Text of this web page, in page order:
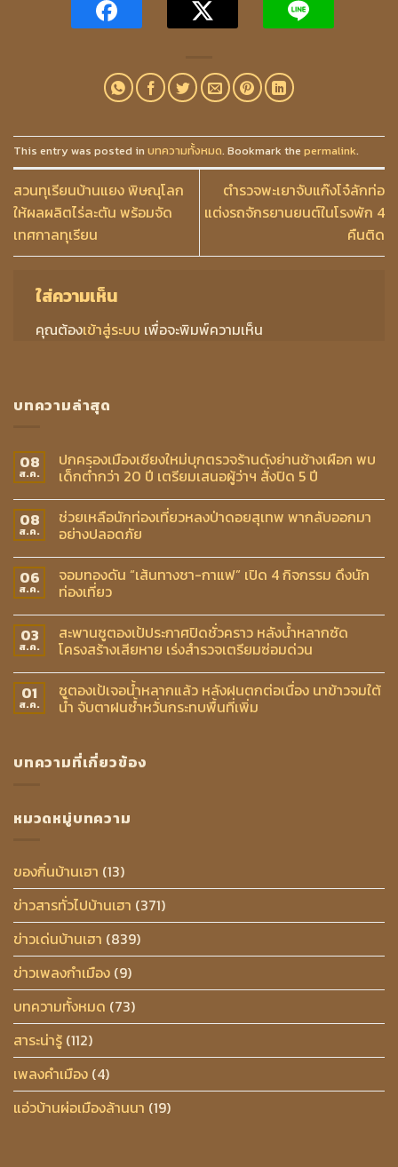
This entry was posted in บทความทั้งหมด. Bookmark the permalink.
สวนทุเรียนบ้านแยง พิษณุโลก
ให้ผลผลิตไร่ละตัน พร้อมจัด
เทศกาลทุเรียน
ตำรวจพะเยาจับแก๊งโจ๋ลักท่อ
แต่งรถจักรยานยนต์ในโรงพัก 4
คืนติด
ใส่ความเห็น
คุณต้องเข้าสู่ระบบ เพื่อจะพิมพ์ความเห็น
บทความล่าสุด
08
ส.ค.
ปกครองเมืองเชียงใหม่บุกตรวจร้านดังย่านช้างเผือก พบ
เด็กต่ำกว่า 20 ปี เตรียมเสนอผู้ว่าฯ สั่งปิด 5 ปี
08
ส.ค.
ช่วยเหลือนักท่องเที่ยวหลงป่าดอยสุเทพ พากลับออกมา
อย่างปลอดภัย
06
ส.ค.
จอมทองดัน “เส้นทางชา-กาแฟ” เปิด 4 กิจกรรม ดึงนัก
ท่องเที่ยว
03
ส.ค.
สะพานซูตองเป้ประกาศปิดชั่วคราว หลังน้ำหลากซัด
โครงสร้างเสียหาย เร่งสำรวจเตรียมซ่อมด่วน
01
ส.ค.
ซูตองเป้เจอน้ำหลากแล้ว หลังฝนตกต่อเนื่อง นาข้าวจมใต้
น้ำ จับตาฝนซ้ำหวั่นกระทบพื้นที่เพิ่ม
บทความที่เกี่ยวข้อง
หมวดหมู่บทความ
ของกิ๋นบ้านเฮา (13)
ข่าวสารทั่วไปบ้านเฮา (371)
ข่าวเด่นบ้านเฮา (839)
ข่าวเพลงกำเมือง (9)
บทความทั้งหมด (73)
สาระน่ารู้ (112)
เพลงคำเมือง (4)
แอ่วบ้านผ่อเมืองล้านนา (19)